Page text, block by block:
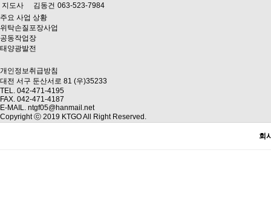
지도사
김동건 063-523-7984
주요 사업 상황
위탁손질포장사업
공동작업장
태양광발전
개인정보취급방침
대전 서구 둔산서로 81 (우)35233
TEL. 042-471-4195
FAX. 042-471-4187
E-MAIL. ntgf05@hanmail.net
Copyright ⓒ 2019 KTGO All Right Reserved.
회